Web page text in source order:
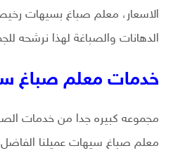
الاسعار، معلم صباغ بسيهات
الدهانات والصباغة لهذا نرشحه
خدمات معلم صباغ
مجموعه كبيره جدا من خدمات
معلم صباغ سيهات عميلنا